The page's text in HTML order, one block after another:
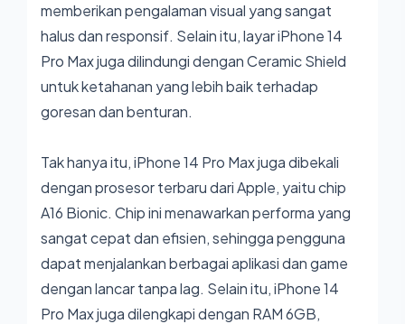
memberikan pengalaman visual yang sangat
halus dan responsif. Selain itu, layar iPhone 14
Pro Max juga dilindungi dengan Ceramic Shield
untuk ketahanan yang lebih baik terhadap
goresan dan benturan.
Tak hanya itu, iPhone 14 Pro Max juga dibekali
dengan prosesor terbaru dari Apple, yaitu chip
A16 Bionic. Chip ini menawarkan performa yang
sangat cepat dan efisien, sehingga pengguna
dapat menjalankan berbagai aplikasi dan game
dengan lancar tanpa lag. Selain itu, iPhone 14
Pro Max juga dilengkapi dengan RAM 6GB,